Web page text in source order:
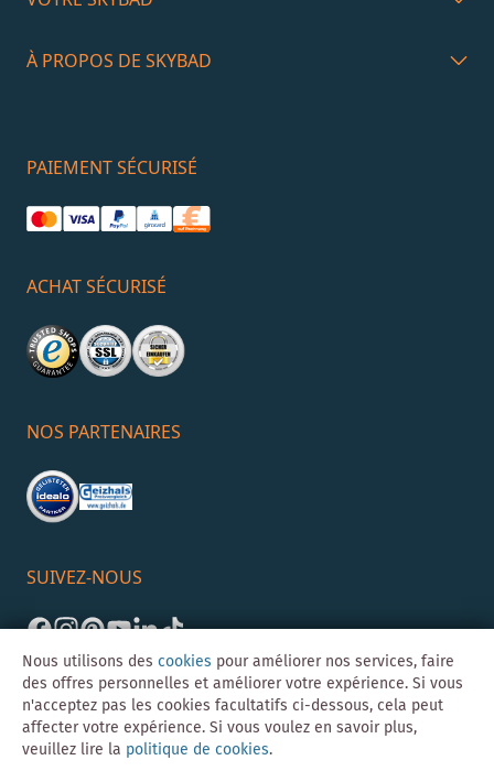
À PROPOS DE SKYBAD
PAIEMENT SÉCURISÉ
ACHAT SÉCURISÉ
NOS PARTENAIRES
SUIVEZ-NOUS
Nous utilisons des cookies pour améliorer nos services, faire
des offres personnelles et améliorer votre expérience. Si vous
n'acceptez pas les cookies facultatifs ci-dessous, cela peut
affecter votre expérience. Si vous voulez en savoir plus,
veuillez lire la politique de cookies.